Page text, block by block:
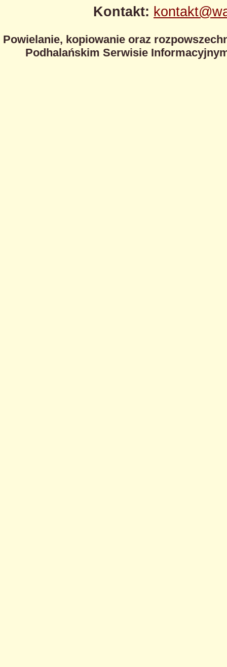
Kontakt:
Powielanie, kopiowanie oraz
Podhalańskim Serwisie